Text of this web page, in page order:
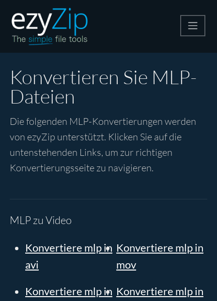
Entpacken
Konvertiere
Weitere Tools
Konvertieren Sie MLP-
Dateien
Die folgenden MLP-Konvertierungen werden
von ezyZip unterstützt. Klicken Sie auf die
untenstehenden Links, um zur richtigen
Konvertierungsseite zu navigieren.
MLP zu Video
Konvertiere mlp in
avi
Konvertiere mlp in
mov
Konvertiere mlp in Konvertiere mlp in